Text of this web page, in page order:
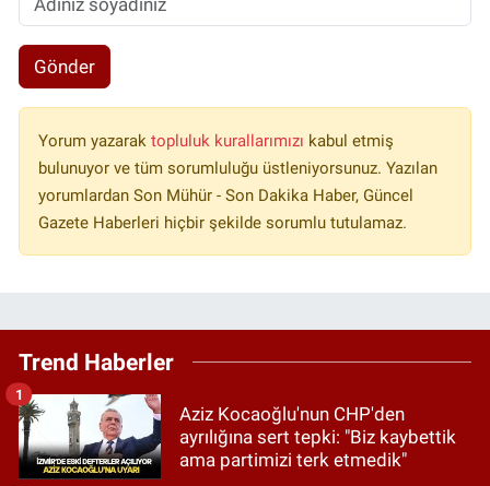
Gönder
Yorum yazarak topluluk kurallarımızı kabul etmiş
bulunuyor ve tüm sorumluluğu üstleniyorsunuz. Yazılan
yorumlardan Son Mühür - Son Dakika Haber, Güncel
Gazete Haberleri hiçbir şekilde sorumlu tutulamaz.
Trend Haberler
Aziz Kocaoğlu'nun CHP'den
ayrılığına sert tepki: "Biz kaybettik
ama partimizi terk etmedik"
1